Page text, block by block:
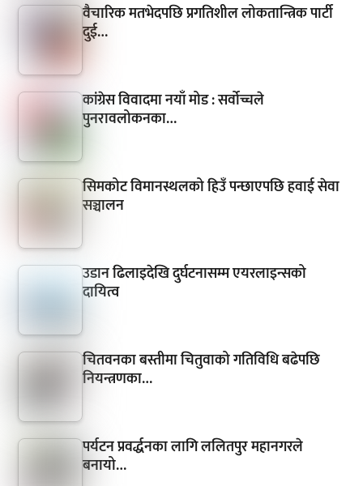
वैचारिक मतभेदपछि प्रगतिशील लोकतान्त्रिक पार्टी
दुई…
कांग्रेस विवादमा नयाँ मोड : सर्वोच्चले
पुनरावलोकनका…
सिमकोट विमानस्थलको हिउँ पन्छाएपछि हवाई सेवा
सञ्चालन
उडान ढिलाइदेखि दुर्घटनासम्म एयरलाइन्सको
दायित्व
चितवनका बस्तीमा चितुवाको गतिविधि बढेपछि
नियन्त्रणका…
पर्यटन प्रवर्द्धनका लागि ललितपुर महानगरले
बनायो…